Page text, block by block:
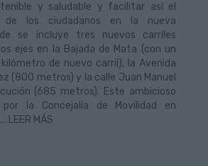
y saludable y facilitar así el
de los ciudadanos en la nueva
se incluye tres nuevos carriles
ejes en la Bajada de Mata (con un
de nuevo carril), la Avenida
(800 metros) y la calle Juan Manuel
(685 metros). Este ambicioso
por la Concejalía de Movilidad en
LEER MÁS